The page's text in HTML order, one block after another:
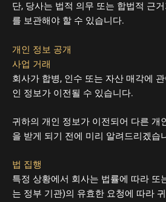
단, 당사는 법적 의무 또는 합법적 근
를 보관해야 할 수 있습니다.
개인 정보 공개
사업 거래
회사가 합병, 인수 또는 자산 매각에
인 정보가 이전될 수 있습니다.
귀하의 개인 정보가 이전되어 다른 개
을 받게 되기 전에 미리 알려드리겠습
법 집행
특정 상황에서 회사는 법률에 따라 또
는 정부 기관)의 유효한 요청에 따라